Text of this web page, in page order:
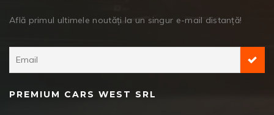
Află primul ultimele noutăți la un singur e-mail distanță!
PREMIUM CARS WEST SRL